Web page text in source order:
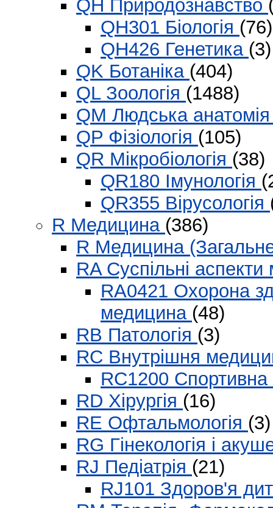
QH Природознавство
QH301 Біологія (76)
QH426 Генетика (3)
QK Ботаніка (404)
QL Зоологія (1488)
QM Людська
QP Фізіологія (105)
QR Мікробіологія (38)
QR180 Імунологія
QR355 Вірусологія
R Медицина (386)
R Медицина
RA Суспільні
RA0421 Охорона
медицина (48)
RB Патологія (3)
RC Внутрішня
RC1200
RD Хірургія (16)
RЕ Офтальмологія (3)
RG Гінекологія і
RJ Педіатрія (21)
RJ101 Здоров'я